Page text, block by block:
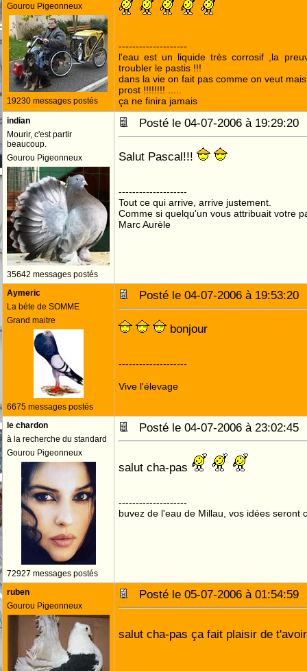
Gourou Pigeonneux
19230 messages postés
--------------------
l'eau est un liquide très corrosif ,la
troubler le pastis !!!
dans la vie on fait pas comme on veut
prost !!!!!!!! .....
ça ne finira jamais
indian
Mourir, c'est partir
beaucoup.
Gourou Pigeonneux
35642 messages postés
Posté le 04-07-2006 à
Salut Pascal!!!
--------------------
Tout ce qui arrive, arrive justement.
Comme si quelqu'un vous attribuait votre
Marc Aurèle
Aymeric
La béte de SOMME
Grand maitre
6675 messages postés
Posté le 04-07-2006 à
bonjour
--------------------
Vive l'élevage
le chardon
à la recherche du standard
Gourou Pigeonneux
72927 messages postés
Posté le 04-07-2006 à
salut cha-pas
--------------------
buvez de l'eau de Millau, vos idées seront
ruben
Gourou Pigeonneux
Posté le 05-07-2006 à
salut cha-pas ça fait plaisir de